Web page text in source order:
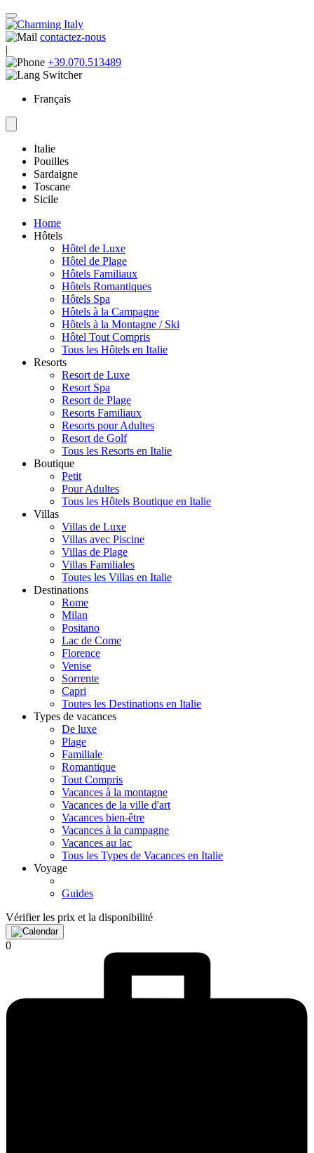
contactez-nous
|
+39.070.513489
Français
Italie
Pouilles
Sardaigne
Toscane
Sicile
Home
Hôtels
Hôtel de Luxe
Hôtel de Plage
Hôtels Familiaux
Hôtels Romantiques
Hôtels Spa
Hôtels à la Campagne
Hôtels à la Montagne / Ski
Hôtel Tout Compris
Tous les Hôtels en Italie
Resorts
Resort de Luxe
Resort Spa
Resort de Plage
Resorts Familiaux
Resorts pour Adultes
Resort de Golf
Tous les Resorts en Italie
Boutique
Petit
Pour Adultes
Tous les Hôtels Boutique en Italie
Villas
Villas de Luxe
Villas avec Piscine
Villas de Plage
Villas Familiales
Toutes les Villas en Italie
Destinations
Rome
Milan
Positano
Lac de Come
Florence
Venise
Sorrente
Capri
Toutes les Destinations en Italie
Types de vacances
De luxe
Plage
Familiale
Romantique
Tout Compris
Vacances à la montagne
Vacances de la ville d'art
Vacances bien-être
Vacances à la campagne
Vacances au lac
Tous les Types de Vacances en Italie
Voyage
Guides
Vérifier les prix et la disponibilité
0